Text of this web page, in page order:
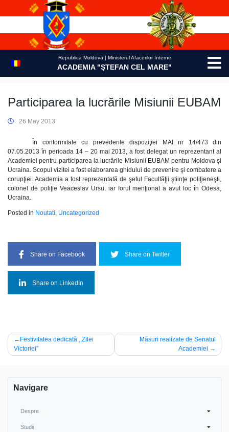
Republica Moldova | Ministerul Afacerilor Interne
ACADEMIA "ŞTEFAN CEL MARE"
Participarea la lucrările Misiunii EUBAM
26 May 2013
În conformitate cu prevederile dispoziţiei MAI nr 14/473 din
07.05.2013 în perioada 14 – 20 mai 2013, a fost delegat un reprezentant al
Academiei pentru participarea la lucrările Misiunii EUBAM pentru Moldova şi
Ucraina. Scopul vizitei a fost elaborarea ghidului de prevenire şi combatere a
corupţiei. Academia a fost reprezentată de şeful Facultăţii ştiinţe poliţieneşti,
colonel de poliţie Veaceslav Ursu, iar forul menţionat a avut loc în Odesa,
Ucraina.
Posted in Noutati, Uncategorized
Share on Facebook Share on Twitter
Share on LinkedIn
Post
navigation
Festivitatea dedicată ,,Zilei
Victoriei”
Măsuri realizate de Senatul
Academiei
Navigare
Despre
Studii